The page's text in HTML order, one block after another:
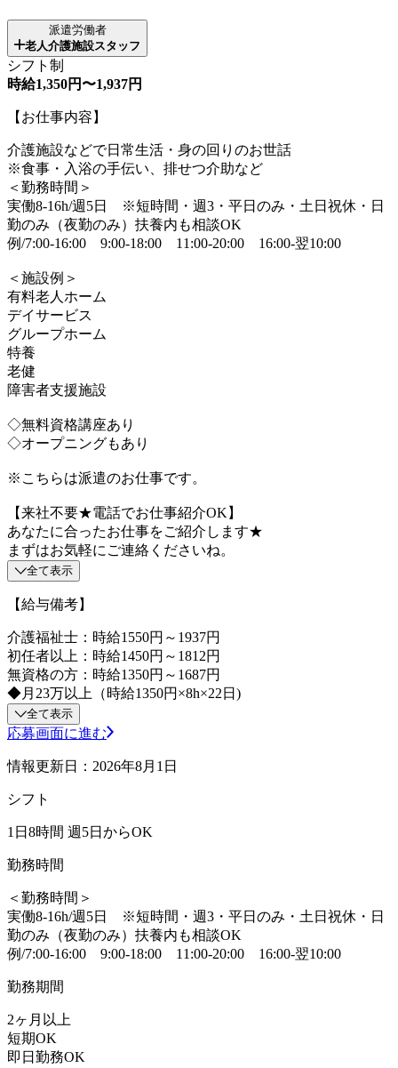
派遣労働者
老人介護施設スタッフ
シフト制
時給1,350円〜1,937円
【お仕事内容】
介護施設などで日常生活・身の回りのお世話
※食事・入浴の手伝い、排せつ介助など
＜勤務時間＞
実働8-16h/週5日 ※短時間・週3・平日のみ・土日祝休・日
勤のみ（夜勤のみ）扶養内も相談OK
例/7:00-16:00 9:00-18:00 11:00-20:00 16:00-翌10:00
＜施設例＞
有料老人ホーム
デイサービス
グループホーム
特養
老健
障害者支援施設
◇無料資格講座あり
◇オープニングもあり
※こちらは派遣のお仕事です。
【来社不要★電話でお仕事紹介OK】
あなたに合ったお仕事をご紹介します★
まずはお気軽にご連絡くださいね。
全て表示
【給与備考】
介護福祉士：時給1550円～1937円
初任者以上：時給1450円～1812円
無資格の方：時給1350円～1687円
◆月23万以上（時給1350円×8h×22日)
全て表示
応募画面に進む
情報更新日：2026年8月1日
シフト
1日8時間 週5日からOK
勤務時間
＜勤務時間＞
実働8-16h/週5日 ※短時間・週3・平日のみ・土日祝休・日
勤のみ（夜勤のみ）扶養内も相談OK
例/7:00-16:00 9:00-18:00 11:00-20:00 16:00-翌10:00
勤務期間
2ヶ月以上
短期OK
即日勤務OK